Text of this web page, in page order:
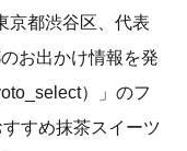
京都渋谷区、代表
お出かけ情報を発
）
」のフ
すめ抹茶スイーツ